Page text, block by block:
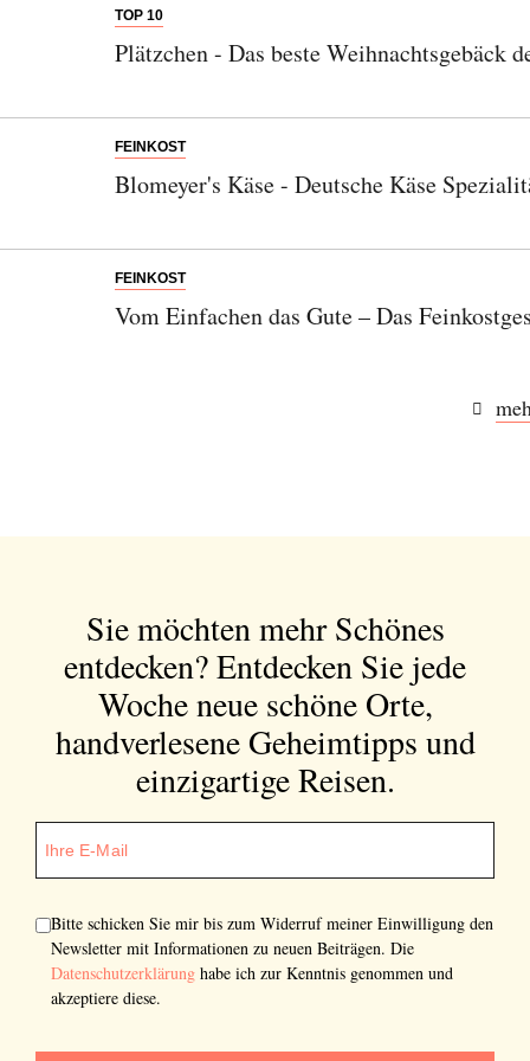
TOP 10
Plätzchen - Das beste Weihnachtsgebäck
FEINKOST
Blomeyer's Käse - Deutsche Käse
FEINKOST
Vom Einfachen das Gute – Das
Sie möchten mehr Schönes
entdecken?Entdecken Sie jede
Woche neue schöne Orte,
handverlesene Geheimtipps und
einzigartige Reisen.
Bitte schicken Sie mir bis zum Widerruf meiner Einwilligung den
Newsletter mit Informationen zu neuen Beiträgen. Die
Datenschutzerklärung habe ich zur Kenntnis genommen und
akzeptiere diese.
Abonnieren Sie unseren Newsletter
Orte, handverlesene Geheimtipps und
einzigartige Reisen.
Bitte schicken Sie mir bis zum Widerruf meiner
Einwilligung den Newsletter mit Informationen zu